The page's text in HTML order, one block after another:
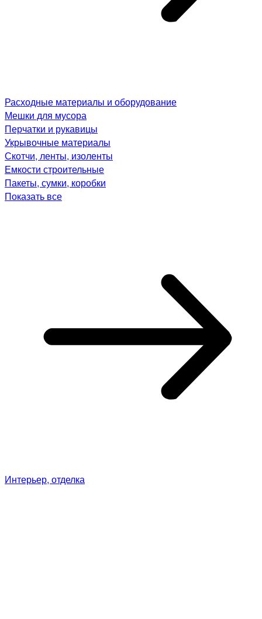
Расходные материалы и оборудование
Мешки для мусора
Перчатки и рукавицы
Укрывочные материалы
Скотчи, ленты, изоленты
Емкости строительные
Пакеты, сумки, коробки
Показать все
Интерьер, отделка